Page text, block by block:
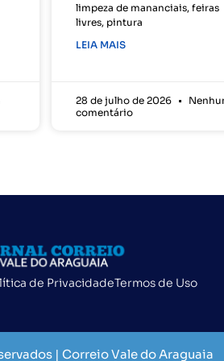
limpeza de mananciais, feiras
livres, pintura
LEIA MAIS
28 de julho de 2026
comentário
de PrivacidadeTermos de Uso
| Correio Vale do Araguaia